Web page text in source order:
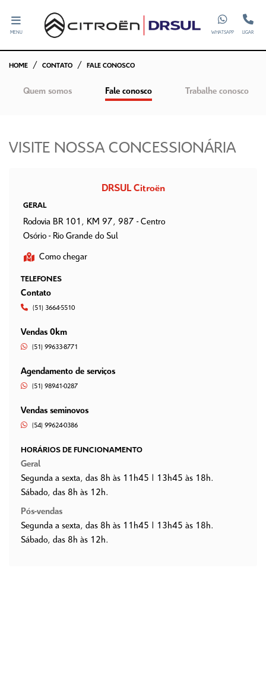
MENU WHATSAPP LIGAR
HOME CONTATO FALE CONOSCO
Quem somos Fale conosco Trabalhe conosco
VISITE NOSSA CONCESSIONÁRIA
DRSUL Citroën
GERAL
Rodovia BR 101, KM 97, 987 - Centro
Osório - Rio Grande do Sul
Como chegar
TELEFONES
Contato
(51) 3664-5510
Vendas 0km
(51) 99633-8771
Agendamento de serviços
(51) 98941-0287
Vendas seminovos
(54) 99624-0386
HORÁRIOS DE FUNCIONAMENTO
Geral
Segunda a sexta, das 8h às 11h45 | 13h45 às 18h.
Sábado, das 8h às 12h.
Pós-vendas
Segunda a sexta, das 8h às 11h45 | 13h45 às 18h.
Sábado, das 8h às 12h.